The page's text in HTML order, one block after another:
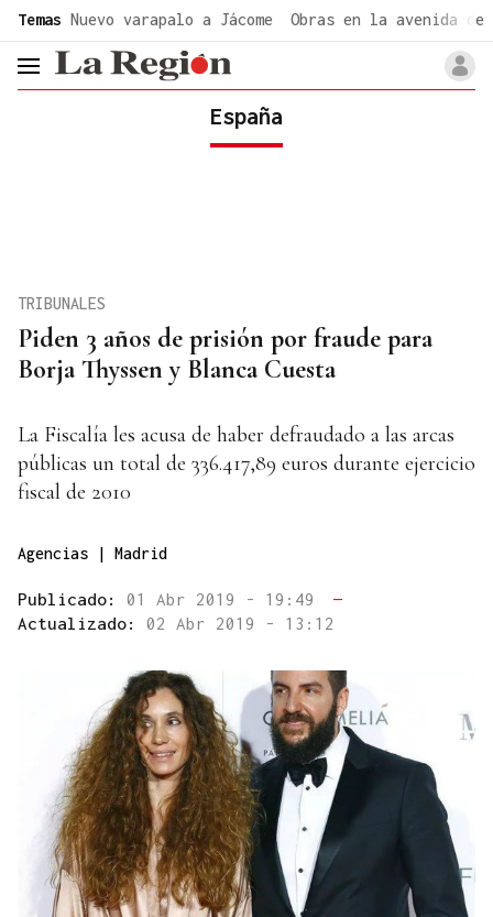
Temas Nuevo varapalo a Jácome Obras en la avenida de
header.menu.open
España
Piden 3 años de prisión por fraude para
Borja Thyssen y Blanca Cuesta
TRIBUNALES
La Fiscalía les acusa de haber defraudado a las arcas
públicas un total de 336.417,89 euros durante ejercicio
fiscal de 2010
Agencias | Madrid
Publicado: 01 Abr 2019 - 19:49
—
Actualizado: 02 Abr 2019 - 13:12